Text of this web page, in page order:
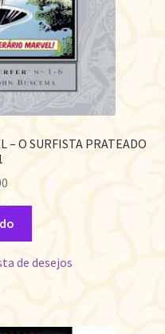
– O SURFISTA PRATEADO
de desejos